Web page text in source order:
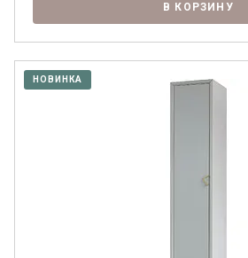
В КОРЗИНУ
НОВИНКА